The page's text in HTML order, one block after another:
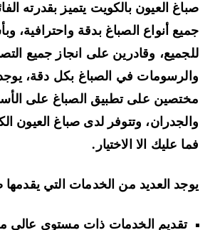
العيون بالكويت يتميز بقدرته
أنواع الصباغ بدقة واحترافية،
وقادرين على انجاز جميع
في الصباغ بكل دقة، يوجد
على تطبيق الصباغ على الأسقف
وتتوفر لدى صباغ العيون
عليك الا الاختيار.
العديد من الخدمات التي يقدمها
تقديم الخدمات ذات مستوى عالي من